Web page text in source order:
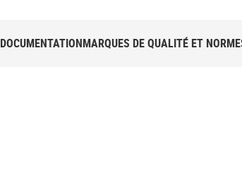
DOCUMENTATIONMARQUES DE QUALITÉ ET